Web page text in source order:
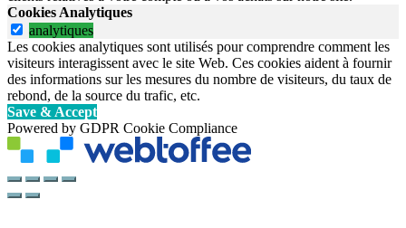
Cookies Analytiques
analytiques
Les cookies analytiques sont utilisés pour comprendre comment les
visiteurs interagissent avec le site Web. Ces cookies aident à fournir
des informations sur les mesures du nombre de visiteurs, du taux de
rebond, de la source du trafic, etc.
Save & Accept
Powered by GDPR Cookie Compliance